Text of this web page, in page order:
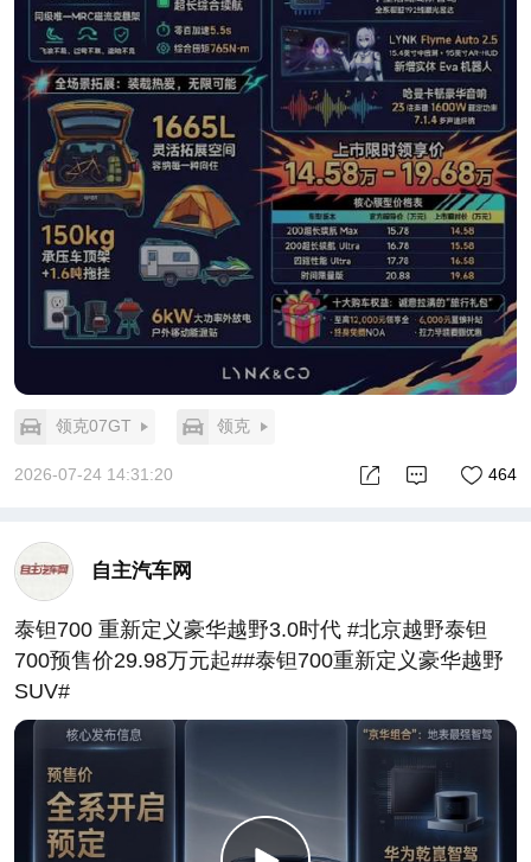
领克07GT 领克
2026-07-24 14:31:20 464
自主汽车网
泰钽700 重新定义豪华越野3.0时代 #北京越野泰钽
700预售价29.98万元起##泰钽700重新定义豪华越野
SUV#